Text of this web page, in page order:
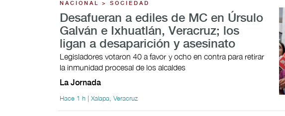
NACIONAL > SOCIEDAD
Desafueran a ediles de MC en Úrsulo
Galván e Ixhuatlán, Veracruz; los
ligan a desaparición y asesinato
Legisladores votaron 40 a favor y ocho en contra para retirar
la inmunidad procesal de los alcaldes
La Jornada
Hace 1 h | Xalapa, Veracruz